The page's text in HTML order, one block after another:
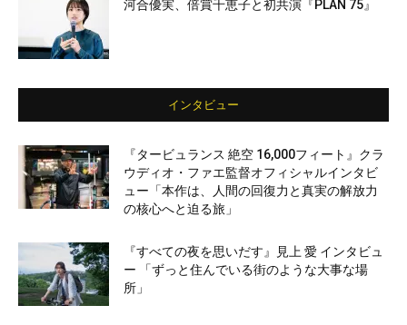
河合優実、倍賞千恵子と初共演『PLAN 75』
インタビュー
『タービュランス 絶空 16,000フィート』クラ
ウディオ・ファエ監督オフィシャルインタビ
ュー「本作は、人間の回復力と真実の解放力
の核心へと迫る旅」
『すべての夜を思いだす』見上 愛 インタビュ
ー 「ずっと住んでいる街のような大事な場
所」